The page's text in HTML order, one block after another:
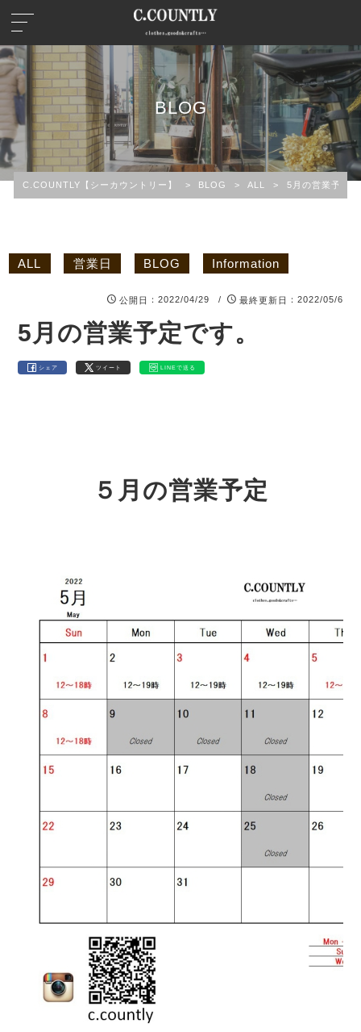
BLOG
C.COUNTLY【シーカウントリー】 > BLOG > ALL > 5月の営業予定
ALL 営業日 BLOG Information
公開日 ：2022/04/29 / 最終更新日 ：2022/05/6
5月の営業予定です。
シェア ツイート LINEで送る
５月の営業予定